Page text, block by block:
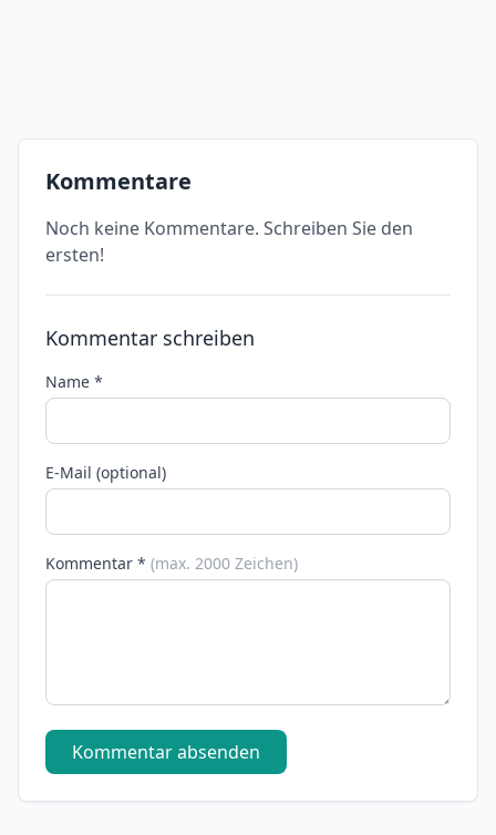
Kommentare
Noch keine Kommentare. Schreiben Sie den
ersten!
Kommentar schreiben
Name *
E-Mail (optional)
Kommentar * (max. 2000 Zeichen)
Kommentar absenden